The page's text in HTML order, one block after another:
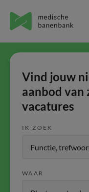
Vind jouw
aanbod van
vacatures
IK ZOEK
WAAR